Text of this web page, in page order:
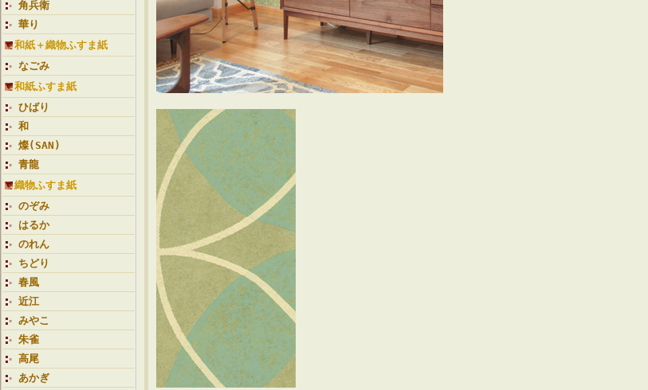
角兵衛
華り
和紙＋織物ふすま紙
なごみ
和紙ふすま紙
ひばり
和
燦(SAN)
青龍
織物ふすま紙
のぞみ
はるか
のれん
ちどり
春風
近江
みやこ
朱雀
高尾
あかぎ